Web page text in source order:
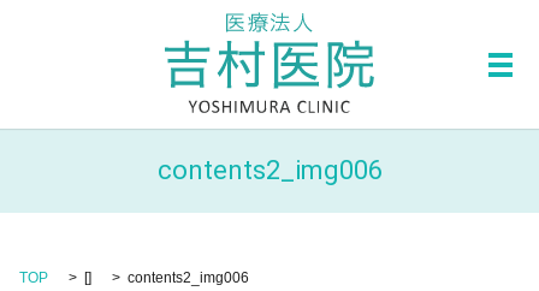
メ
contents2_img006
TOP [] contents2_img006